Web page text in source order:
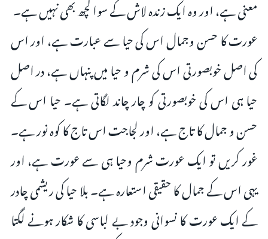
معنى ہے، اور وہ ایک زندہ لاش کے سوا کچھ بھی نہیں ہے۔
عورت کا حسن وجمال اس کی حیا سے عبارت ہے، اور اس
کی اصل خوبصورتی اس کى شرم و حیا میں پنہاں ہے، در اصل
حیا ہی اس کی خوبصورتی کو چار چاند لگاتی ہے۔ حیا اس کے
حسن و جمال کا تاج ہے، اور لجاجت اس تاج کا کوہ نور ہے۔
غور کریں تو ایک عورت شرم وحیا ہی سے عورت ہے، اور
یہی اس کے جمال کا حقیقی استعارہ ہے۔ بلا حیا کی ریشمی چادر
کے ایک عورت کا نسوانی وجود بے لباسی کا شکار ہونے لگتا